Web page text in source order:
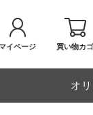
イページ 買い物カゴ
オ